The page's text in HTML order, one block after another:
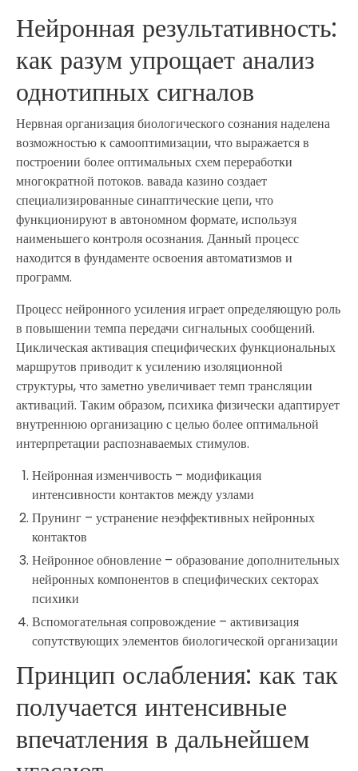
Нейронная результативность:
как разум упрощает анализ
однотипных сигналов
Нервная организация биологического сознания наделена
возможностью к самооптимизации, что выражается в
построении более оптимальных схем переработки
многократной потоков. вавада казино создает
специализированные синаптические цепи, что
функционируют в автономном формате, используя
наименьшего контроля осознания. Данный процесс
находится в фундаменте освоения автоматизмов и
программ.
Процесс нейронного усиления играет определяющую роль
в повышении темпа передачи сигнальных сообщений.
Циклическая активация специфических функциональных
маршрутов приводит к усилению изоляционной
структуры, что заметно увеличивает темп трансляции
активаций. Таким образом, психика физически адаптирует
внутреннюю организацию с целью более оптимальной
интерпретации распознаваемых стимулов.
Нейронная изменчивость – модификация
интенсивности контактов между узлами
Прунинг – устранение неэффективных нейронных
контактов
Нейронное обновление – образование дополнительных
нейронных компонентов в специфических секторах
психики
Вспомогательная сопровождение – активизация
сопутствующих элементов биологической организации
Принцип ослабления: как так
получается интенсивные
впечатления в дальнейшем